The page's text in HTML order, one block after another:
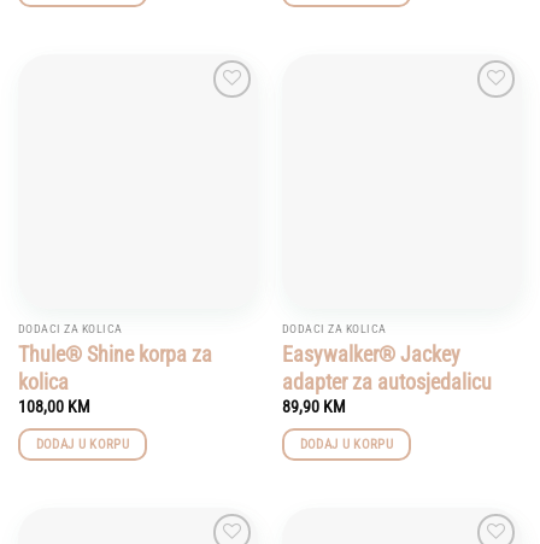
DODACI ZA KOLICA
Thule® Shine korpa za
kolica
108,00 KM
DODAJ U KORPU
DODACI ZA KOLICA
Easywalker® Jackey
adapter za autosjedalicu
89,90 KM
DODAJ U KORPU